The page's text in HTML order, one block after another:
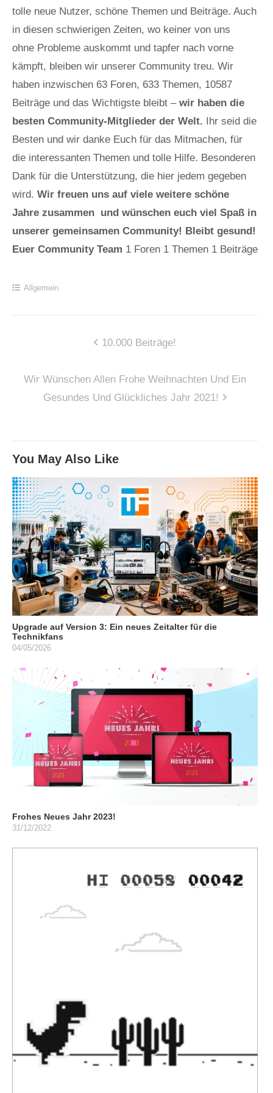
tolle neue Nutzer, schöne Themen und Beiträge. Auch
in diesen schwierigen Zeiten, wo keiner von uns
ohne Probleme auskommt und tapfer nach vorne
kämpft, bleiben wir unserer Community treu. Wir
haben inzwischen 63 Foren, 633 Themen, 10587
Beiträge und das Wichtigste bleibt – wir haben die
besten Community-Mitglieder der Welt. Ihr seid die
Besten und wir danke Euch für das Mitmachen, für
die interessanten Themen und tolle Hilfe. Besonderen
Dank für die Unterstützung, die hier jedem gegeben
wird. Wir freuen uns auf viele weitere schöne
Jahre zusammen und wünschen euch viel Spaß in
unserer gemeinsamen Community! Bleibt gesund!
Euer Community Team 1 Foren 1 Themen 1 Beiträge
Allgemein
Beitragsnavigation10.000 Beiträge!
Wir Wünschen Allen Frohe Weihnachten Und Ein
Gesundes Und Glückliches Jahr 2021!
You May Also Like
Upgrade auf Version 3: Ein neues Zeitalter für die
Technikfans
04/05/2026
Frohes Neues Jahr 2023!
31/12/2022